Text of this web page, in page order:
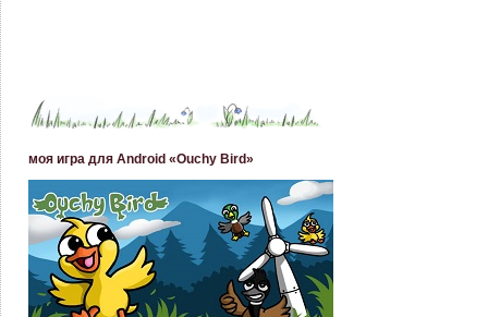
моя игра для Android «Ouchy Bird»